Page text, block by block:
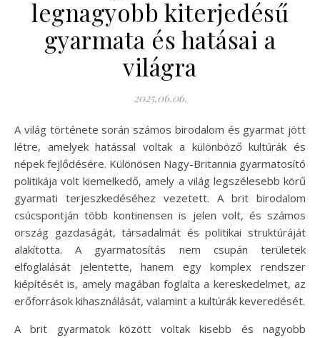
legnagyobb kiterjedésű
gyarmata és hatásai a
világra
2025.06.06.
A világ története során számos birodalom és gyarmat jött
létre, amelyek hatással voltak a különböző kultúrák és
népek fejlődésére. Különösen Nagy-Britannia gyarmatosító
politikája volt kiemelkedő, amely a világ legszélesebb körű
gyarmati terjeszkedéséhez vezetett. A brit birodalom
csúcspontján több kontinensen is jelen volt, és számos
ország gazdaságát, társadalmát és politikai struktúráját
alakította. A gyarmatosítás nem csupán területek
elfoglalását jelentette, hanem egy komplex rendszer
kiépítését is, amely magában foglalta a kereskedelmet, az
erőforrások kihasználását, valamint a kultúrák keveredését.
A brit gyarmatok között voltak kisebb és nagyobb